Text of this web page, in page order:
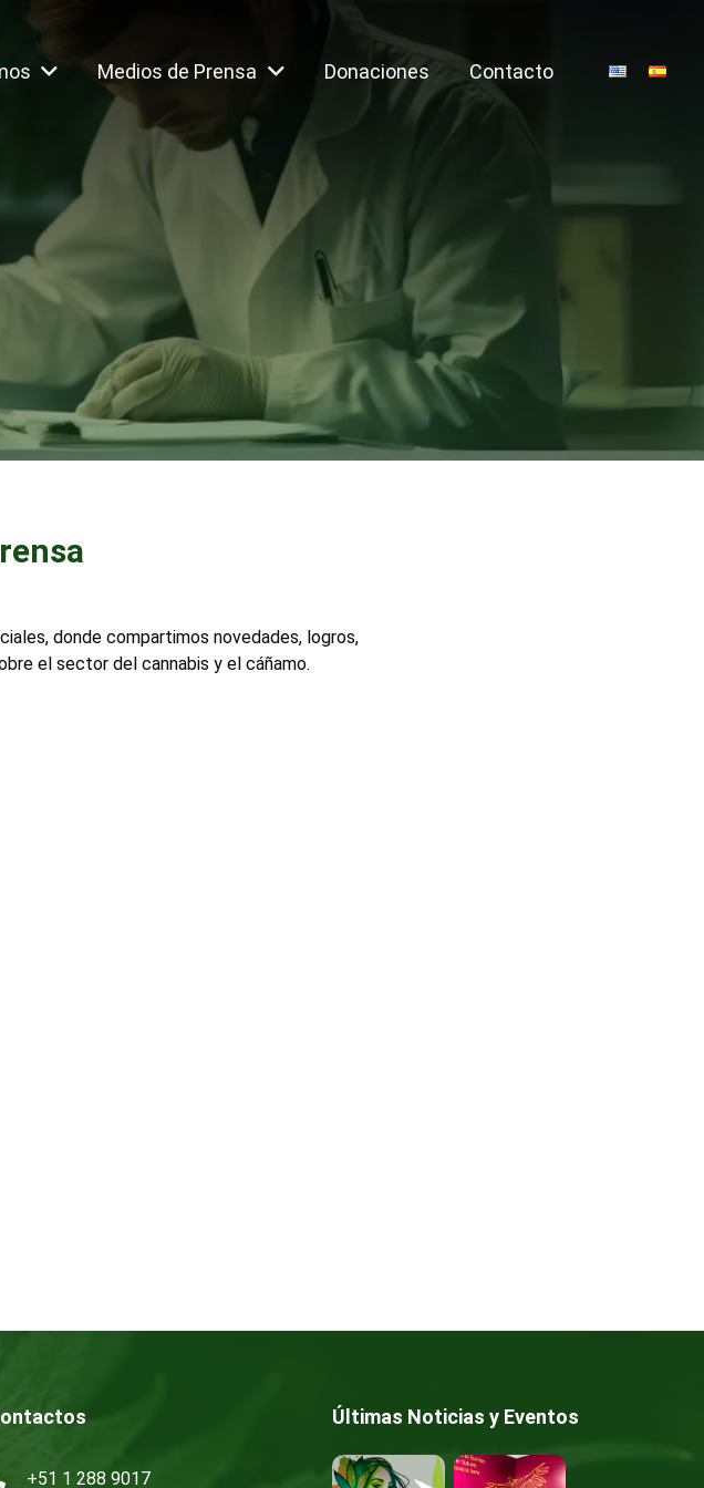
Medios de Prensa Donaciones Contacto
donde compartimos novedades, logros,
el sector del cannabis y el cáñamo.
+51 1 288 9017
Últimas Noticias y Eventos